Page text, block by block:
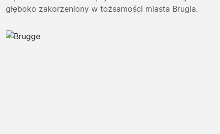
głęboko zakorzeniony w tożsamości miasta Brugia.